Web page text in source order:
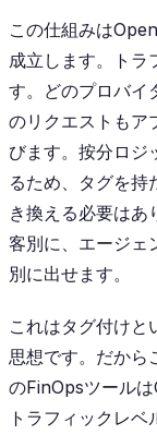
この仕組みは
成立します。トラ
す。どのプロバイ
のリクエストもア
びます。按分ロジ
るため、タグを持
き換える必要はあ
客別に、エージェ
別に出せます。
これはタグ付けと
思想です。だから
のFinOpsツールは
トラフィックレ